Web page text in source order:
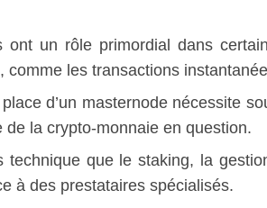
un rôle primordial dans
les transactions
d’un masternode nécessite
la crypto-monnaie en question.
que le staking, la
à des prestataires spécialisés.